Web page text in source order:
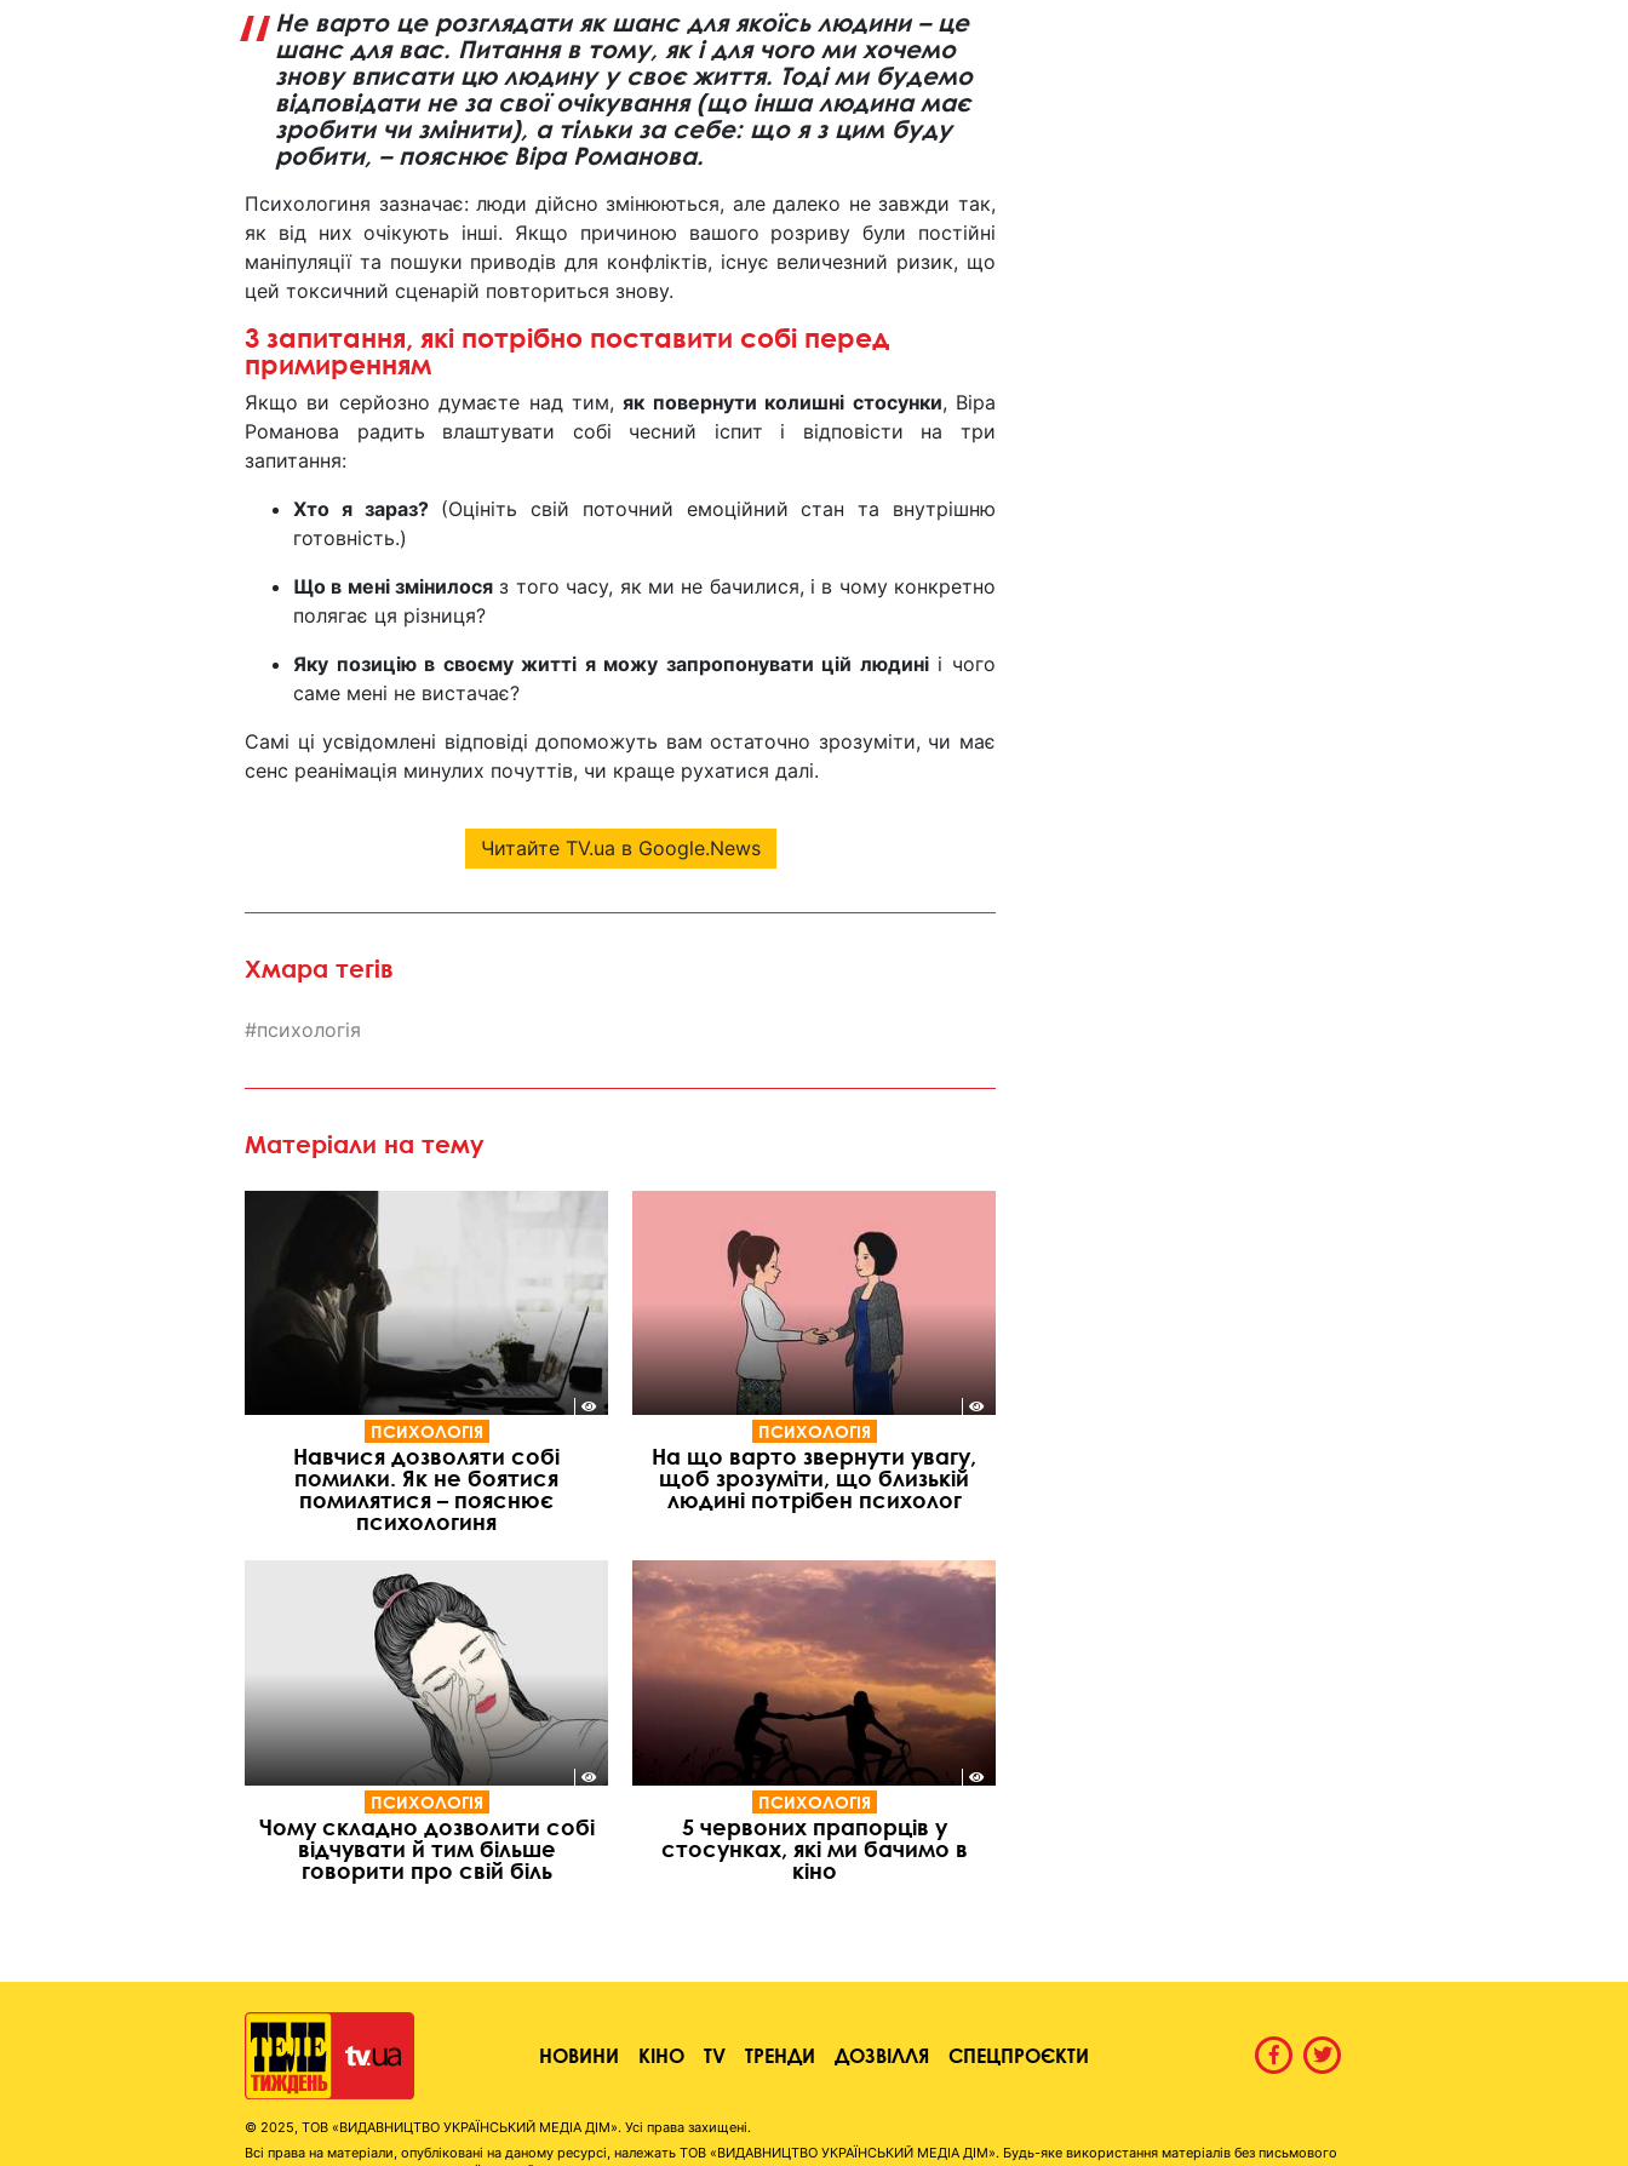
Не варто це розглядати як шанс для якоїсь людини – це
шанс для вас. Питання в тому, як і для чого ми хочемо
знову вписати цю людину у своє життя. Тоді ми будемо
відповідати не за свої очікування (що інша людина має
зробити чи змінити), а тільки за себе: що я з цим буду
робити, – пояснює Віра Романова.
Психологиня зазначає: люди дійсно змінюються, але далеко не завжди так,
як від них очікують інші. Якщо причиною вашого розриву були постійні
маніпуляції та пошуки приводів для конфліктів, існує величезний ризик, що
цей токсичний сценарій повториться знову.
3 запитання, які потрібно поставити собі перед
примиренням
Якщо ви серйозно думаєте над тим,як повернути колишні стосунки, Віра
Романова радить влаштувати собі чесний іспит і відповісти на три
запитання:
Хто я зараз?(Оцініть свій поточний емоційний стан та внутрішню
готовність.)
Що в мені змінилося з того часу, як ми не бачилися, і в чому конкретно
полягає ця різниця?
Яку позицію в своєму житті я можу запропонувати цій людиніі чого
саме мені не вистачає?
Самі ці усвідомлені відповіді допоможуть вам остаточно зрозуміти, чи має
сенс реанімація минулих почуттів, чи краще рухатися далі.
Читайте TV.ua в Google.News
Хмара тегів
психологія
Матеріали на тему
ПСИХОЛОГІЯ
Навчися дозволяти собі
помилки. Як не боятися
помилятися – пояснює
психологиня
ПСИХОЛОГІЯ
На що варто звернути увагу,
щоб зрозуміти, що близькій
людині потрібен психолог
ПСИХОЛОГІЯ
Чому складно дозволити собі
відчувати й тим більше
говорити про свій біль
ПСИХОЛОГІЯ
5 червоних прапорців у
стосунках, які ми бачимо в
кіно
НОВИНИ КІНО TV ТРЕНДИ ДОЗВІЛЛЯ СПЕЦПРОЄКТИ
© 2025, ТОВ «ВИДАВНИЦТВО УКРАЇНСЬКИЙ МЕДІА ДІМ». Усі права захищені.
Всі права на матеріали, опубліковані на даному ресурсі, належать ТОВ «ВИДАВНИЦТВО УКРАЇНСЬКИЙ МЕДІА ДІМ». Будь-яке використання матеріалів без письмового